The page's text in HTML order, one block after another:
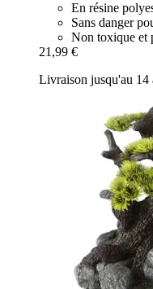
En résine
Sans danger
Non toxique et
21,99 €
Livraison jusqu'au 14